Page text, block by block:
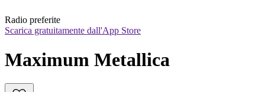
Radio preferite
Scarica gratuitamente dall'App Store
Maximum Metallica